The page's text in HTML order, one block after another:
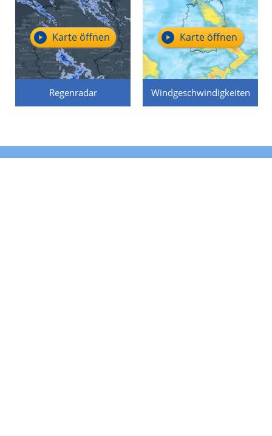
Regenradar
Karte öffnen
Windgeschwindigkeiten
Karte öffnen